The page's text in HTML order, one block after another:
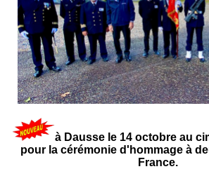
à Dausse le 14 octobre au
pour la cérémonie d'hommage à
France.